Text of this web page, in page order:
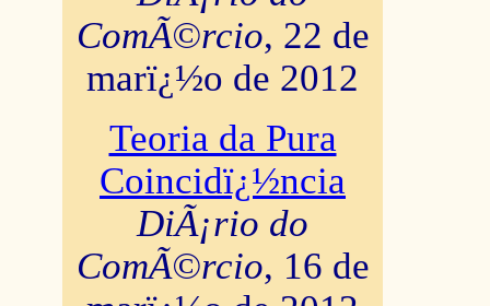
ComÃ©rcio, 22 de
marï¿½o de 2012
Teoria da Pura
Coincidï¿½ncia
DiÃ¡rio do
ComÃ©rcio, 16 de